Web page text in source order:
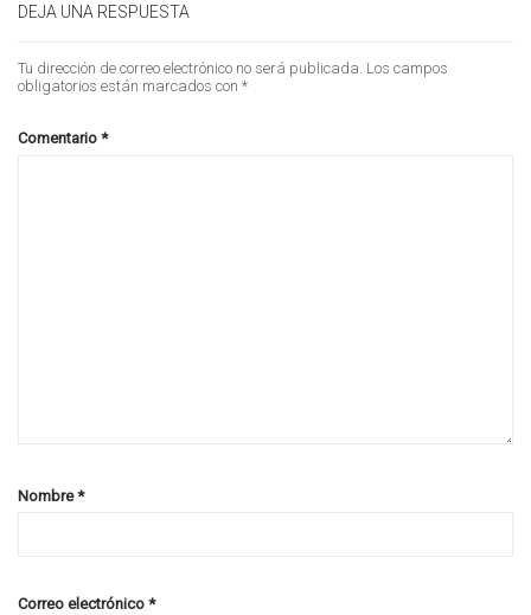
DEJA UNA RESPUESTA
Tu dirección de correo electrónico no será publicada. Los campos
obligatorios están marcados con *
Comentario *
Nombre*
Correo electrónico *